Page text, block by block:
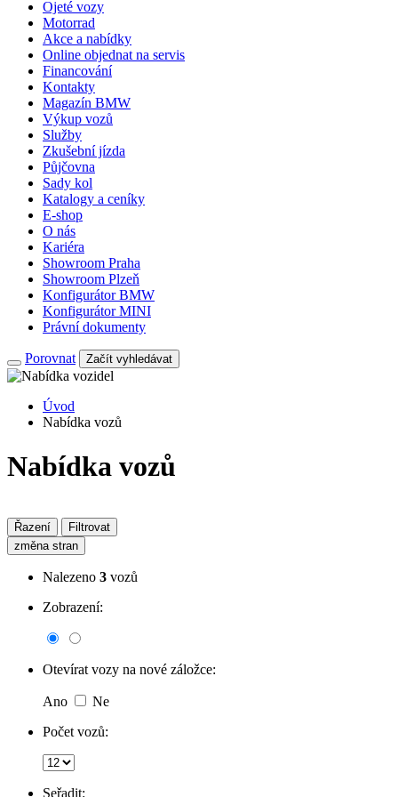
Ojeté vozy
Motorrad
Akce a nabídky
Online objednat na servis
Financování
Kontakty
Magazín BMW
Výkup vozů
Služby
Zkušební jízda
Půjčovna
Sady kol
Katalogy a ceníky
E-shop
O nás
Kariéra
Showroom Praha
Showroom Plzeň
Konfigurátor BMW
Konfigurátor MINI
Právní dokumenty
Porovnat Začít vyhledávat
Úvod
Nabídka vozů
Nabídka vozů
Řazení
Filtrovat
změna stran
Nalezeno 3 vozů
Zobrazení:
Otevírat vozy na nové záložce:
Ano
Ne
Počet vozů:
Seřadit: